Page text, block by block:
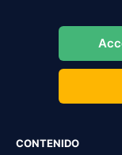
CONTENIDO